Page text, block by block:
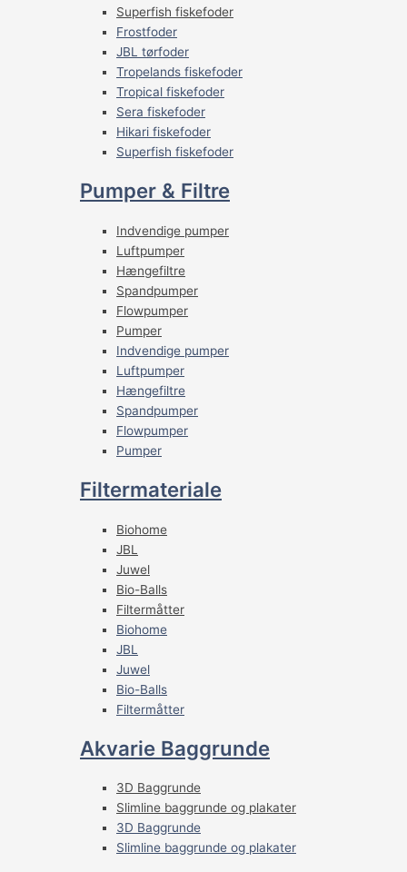
Superfish fiskefoder
Frostfoder
JBL tørfoder
Tropelands fiskefoder
Tropical fiskefoder
Sera fiskefoder
Hikari fiskefoder
Superfish fiskefoder
Pumper & Filtre
Indvendige pumper
Luftpumper
Hængefiltre
Spandpumper
Flowpumper
Pumper
Indvendige pumper
Luftpumper
Hængefiltre
Spandpumper
Flowpumper
Pumper
Filtermateriale
Biohome
JBL
Juwel
Bio-Balls
Filtermåtter
Biohome
JBL
Juwel
Bio-Balls
Filtermåtter
Akvarie Baggrunde
3D Baggrunde
Slimline baggrunde og plakater
3D Baggrunde
Slimline baggrunde og plakater